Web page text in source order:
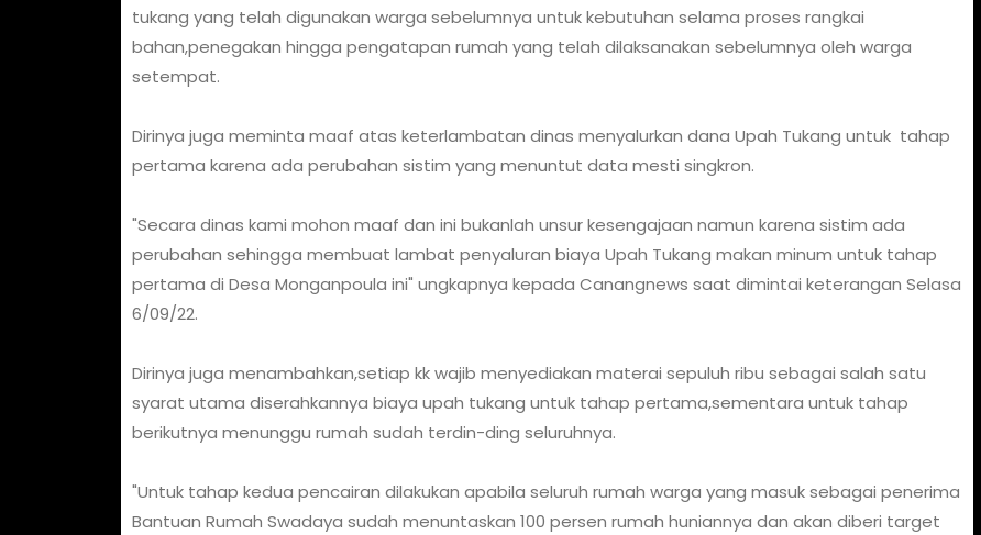
tukang yang telah digunakan warga sebelumnya untuk kebutuhan selama proses rangkai
bahan,penegakan hingga pengatapan rumah yang telah dilaksanakan sebelumnya oleh warga
setempat.
Dirinya juga meminta maaf atas keterlambatan dinas menyalurkan dana Upah Tukang untuk tahap
pertama karena ada perubahan sistim yang menuntut data mesti singkron.
"Secara dinas kami mohon maaf dan ini bukanlah unsur kesengajaan namun karena sistim ada
perubahan sehingga membuat lambat penyaluran biaya Upah Tukang makan minum untuk tahap
pertama di Desa Monganpoula ini" ungkapnya kepada Canangnews saat dimintai keterangan Selasa
6/09/22.
Dirinya juga menambahkan,setiap kk wajib menyediakan materai sepuluh ribu sebagai salah satu
syarat utama diserahkannya biaya upah tukang untuk tahap pertama,sementara untuk tahap
berikutnya menunggu rumah sudah terdin-ding seluruhnya.
"Untuk tahap kedua pencairan dilakukan apabila seluruh rumah warga yang masuk sebagai penerima
Bantuan Rumah Swadaya sudah menuntaskan 100 persen rumah huniannya dan akan diberi target